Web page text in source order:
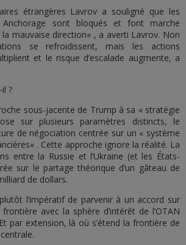
étrangères Lavrov a souligné que les
sont bloqués et font marche
mauvaise direction« , a averti Lavrov. Non
se refroidissent, mais les actions
et le risque d’escalade augmente, a
?
sous-jacente de Trump à sa « stratégie
sur plusieurs paramètres distincts, le
de négociation centrée sur un « système
. Cette approche ignore la réalité. La
entre la Russie et l’Ukraine (et les États-
sur le partage théorique d’un gâteau de
de dollars.
l’impératif de parvenir à un accord sur
avec la sphère d’intérêt de l’OTAN
par extension, là où s’étend la frontière de